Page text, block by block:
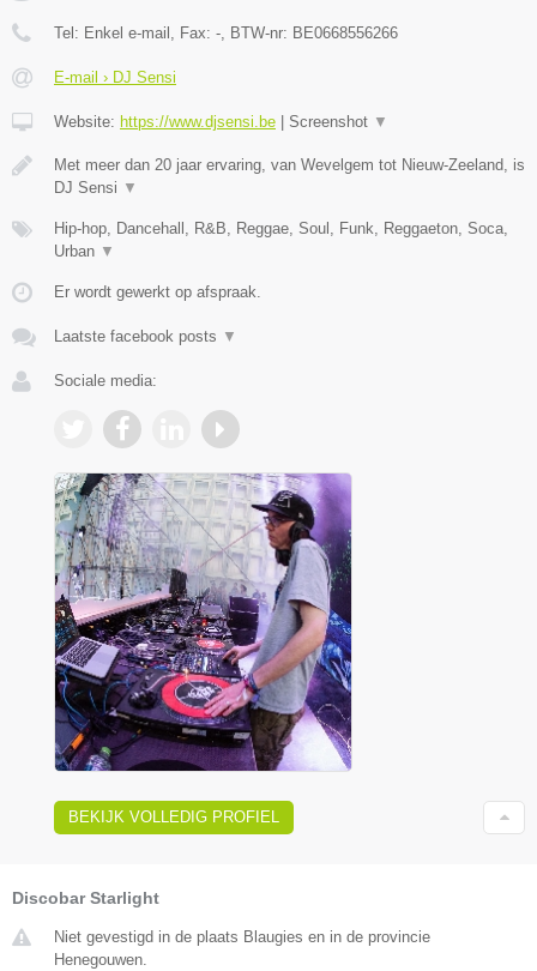
Tel: Enkel e-mail , Fax: -, BTW-nr: BE0668556266
E-mail › DJ Sensi
Website: https://www.djsensi.be Screenshot ▼
Met meer dan 20 jaar ervaring, van Wevelgem tot Nieuw-Zeeland, is
DJ Sensi ▼
Hip-hop, Dancehall, R&B, Reggae, Soul, Funk, Reggaeton, Soca,
Urban ▼
Er wordt gewerkt op afspraak.
Laatste facebook posts ▼
Sociale media:
BEKIJK VOLLEDIG PROFIEL
Discobar Starlight
Niet gevestigd in de plaats Blaugies en in de provincie
Henegouwen.